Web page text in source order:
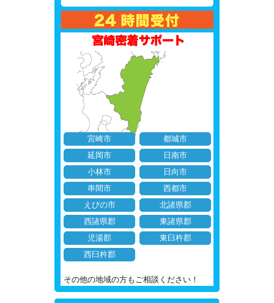
宮崎市
都城市
延岡市
日南市
小林市
日向市
串間市
西都市
えびの市
北諸県郡
西諸県郡
東諸県郡
児湯郡
東臼杵郡
西臼杵郡
その他の地域の方もご相談ください！